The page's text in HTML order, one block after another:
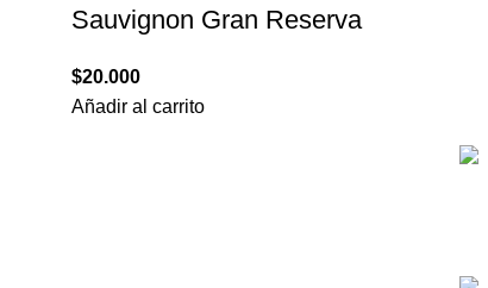
Sauvignon Gran Reserva
$20.000
Añadir al carrito